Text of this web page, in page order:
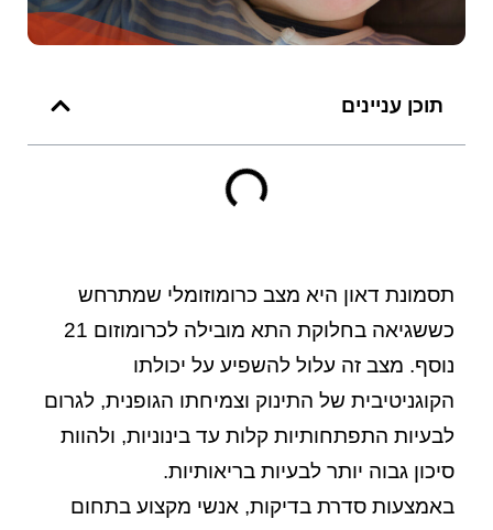
תוכן עניינים
תסמונת דאון היא מצב כרומוזומלי שמתרחש
כששגיאה בחלוקת התא מובילה לכרומוזום 21
נוסף. מצב זה עלול להשפיע על יכולתו
הקוגניטיבית של התינוק וצמיחתו הגופנית, לגרום
לבעיות התפתחותיות קלות עד בינוניות, ולהוות
סיכון גבוה יותר לבעיות בריאותיות.
באמצעות סדרת בדיקות, אנשי מקצוע בתחום